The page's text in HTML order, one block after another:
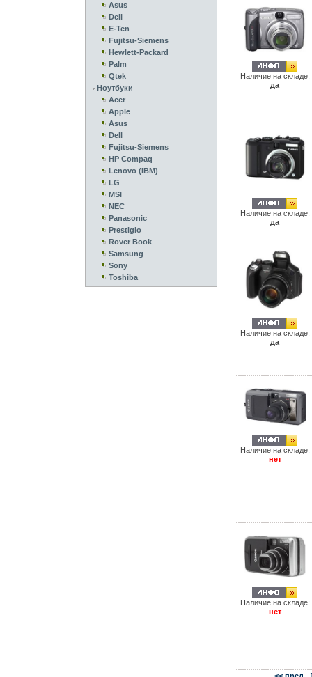
Asus
Dell
E-Ten
Fujitsu-Siemens
Hewlett-Packard
Palm
Qtek
Ноутбуки
Acer
Apple
Asus
Dell
Fujitsu-Siemens
HP Compaq
Lenovo (IBM)
LG
MSI
NEC
Panasonic
Prestigio
Rover Book
Samsung
Sony
Toshiba
Наличие на складе:
да
Наличие на складе:
да
Наличие на складе:
да
Наличие на складе:
нет
Наличие на складе:
нет